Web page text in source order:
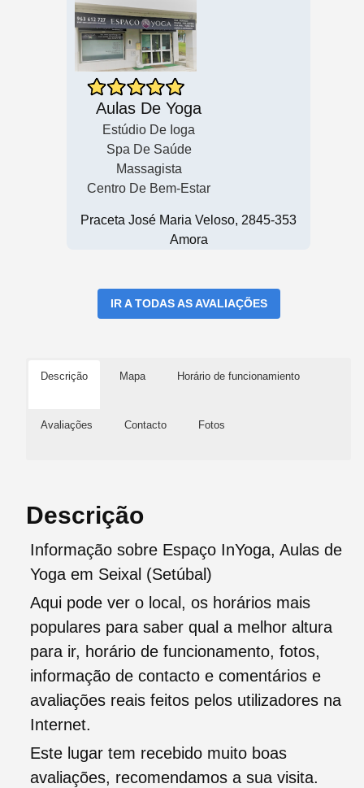
Aulas De Yoga
Estúdio De Ioga
Spa De Saúde
Massagista
Centro De Bem-Estar
Praceta José Maria Veloso, 2845-353
Amora
IR A TODAS AS AVALIAÇÕES
Descrição Mapa Horário de funcionamiento
Avaliações Contacto Fotos
Descrição
Informação sobre Espaço InYoga, Aulas de
Yoga em Seixal (Setúbal)
Aqui pode ver o local, os horários mais
populares para saber qual a melhor altura
para ir, horário de funcionamento, fotos,
informação de contacto e comentários e
avaliações reais feitos pelos utilizadores na
Internet.
Este lugar tem recebido muito boas
avaliações, recomendamos a sua visita.